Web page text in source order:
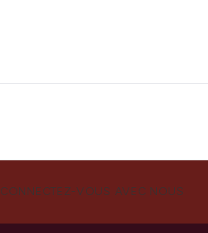
CONNECTEZ-VOUS AVEC NOUS